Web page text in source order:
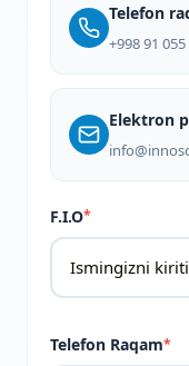
Telefon
+998 91 055
Elektron
F.I.O*
Telefon Raqam*